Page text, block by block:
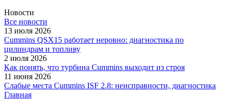
Новости
Все новости
13 июля 2026
Cummins QSX15 работает неровно: диагностика по
цилиндрам и топливу
2 июля 2026
Как понять, что турбина Cummins выходит из строя
11 июня 2026
Слабые места Cummins ISF 2.8: неисправности, диагностика
Главная